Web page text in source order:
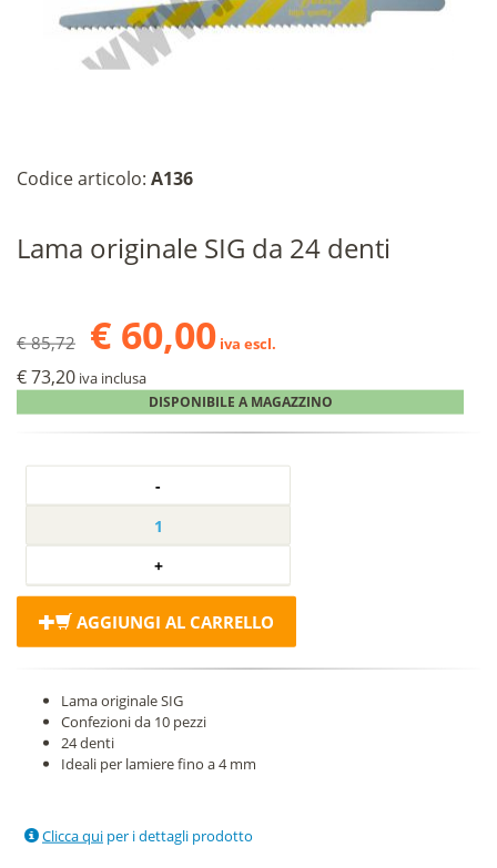
Codice articolo: A136
Lama originale SIG da 24 denti
€ 85,72 € 60,00 iva escl.
€ 73,20 iva inclusa
DISPONIBILE A MAGAZZINO
AGGIUNGI AL CARRELLO
Lama originale SIG
Confezioni da 10 pezzi
24 denti
Ideali per lamiere fino a 4 mm
Clicca qui per i dettagli prodotto